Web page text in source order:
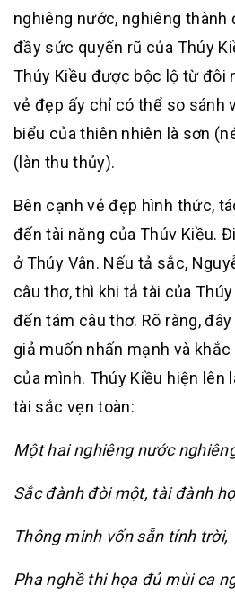
nghiêng nước, nghiêng thành
đầy sức quyến rũ của Thúy
Thúy Kiều được bộc lộ từ đôi
vẻ đẹp ấy chỉ có thể so sánh
biểu của thiên nhiên là sơn
(làn thu thủy).
Bên cạnh vẻ đẹp hình thức,
đến tài năng của Thúv Kiều.
ở Thúy Vân. Nếu tả sắc,
câu thơ, thì khi tả tài của
đến tám câu thơ. Rõ ràng,
giả muốn nhấn mạnh và
của mình. Thúy Kiều hiện lên
tài sắc vẹn toàn:
Một hai nghiêng nước
Sắc đành đòi một, tài đành
Thông minh vốn sẵn tính trời,
Pha nghề thi họa đủ mùi ca